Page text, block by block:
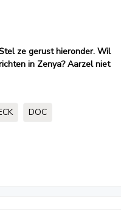
ze gerust hieronder. Wil
in Zenya? Aarzel niet
DOC